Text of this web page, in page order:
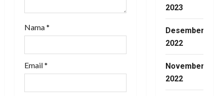
Nama*
Email*
2023
Desember
2022
November
2022